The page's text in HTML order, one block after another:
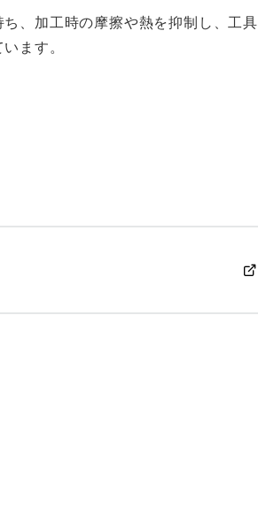
、加工時の摩擦や熱を抑制し、工具
ます。